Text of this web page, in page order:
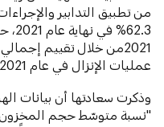
من تطبيق التدابير
عمليات الإنزال في عام 2021".
وذكرت سعادتها أن بيانات
"نسبة متوسّط حجم المخزون